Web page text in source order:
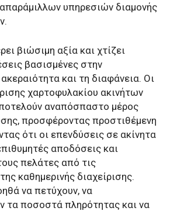
υπηρεσιών διαμονής
βιώσιμη αξία και χτίζει
βασισμένες στην
και τη διαφάνεια. Οι
χαρτοφυλακίου ακινήτων
αναπόσπαστο μέρος
προσφέροντας προστιθέμενη
ότι οι επενδύσεις σε ακίνητα
αποδόσεις και
πελάτες από τις
καθημερινής διαχείρισης.
να πετύχουν, να
τα ποσοστά πληρότητας και να